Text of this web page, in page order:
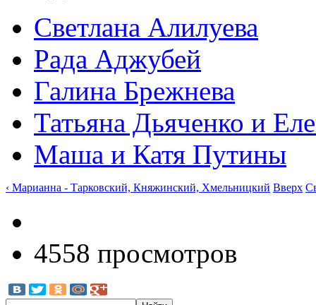
Светлана Алилуева
Рада Аджубей
Галина Брежнева
Татьяна Дьяченко и
Маша и Катя Путины
‹ Марианна - Тарковский, Княжинский, Хмельницкий Вверх
4558 просмотров